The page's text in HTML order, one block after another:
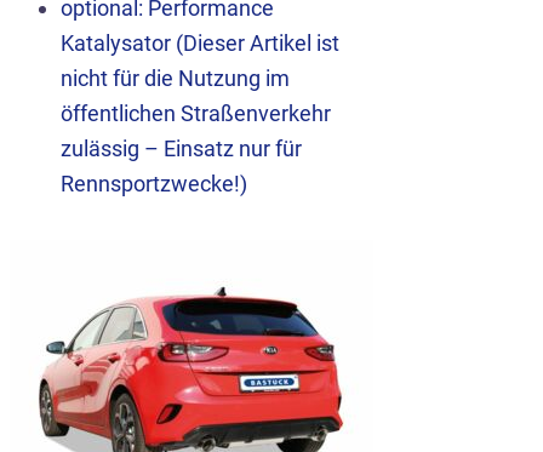
optional: Performance
Katalysator (Dieser Artikel ist
nicht für die Nutzung im
öffentlichen Straßenverkehr
zulässig – Einsatz nur für
Rennsportzwecke!)